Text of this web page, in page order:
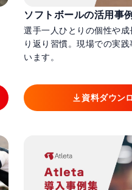
ソフトボールの活用事
選手一人ひとりの個性や成
り返り習慣。現場での実
います。
資料ダウン